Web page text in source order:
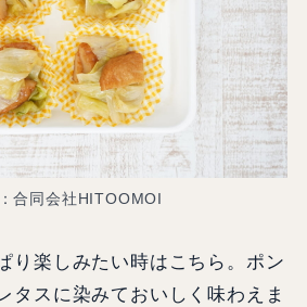
合同会社HITOOMOI
り楽しみたい時はこちら。ポン
タスに染みておいしく味わえま